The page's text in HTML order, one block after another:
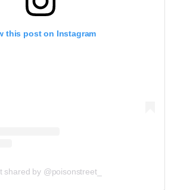
this post on Instagram
shared by @poisonstreet_